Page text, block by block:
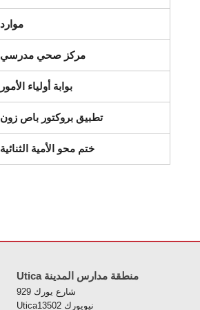
موارد
مركز صحي مدرسي
بوابة أولياء الأمور
تطبيق بروكتور باص زون
ختم محو الأمية الثنائية
Utica منطقة مدارس المدينة
929 شارع يورك
Uticaنيويورك 13502